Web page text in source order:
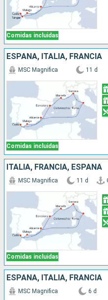
Comidas incluidas
ESPAÑA, ITALIA, FRANCIA
Comidas incluidas
MSC Magnifica 11 d
ITALIA, FRANCIA, ESPAÑA
Comidas incluidas
MSC Magnifica 11 d
ESPAÑA, ITALIA, FRANCIA
MSC Magnifica 6 d